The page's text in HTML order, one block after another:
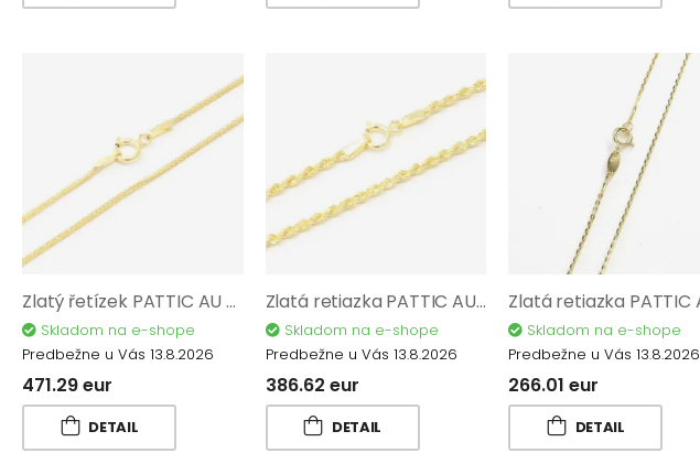
Zlatý řetízek PATTIC AU 585/1000 1,95 gr CA00402-42
Skladom na e-shope
Predbežne u Vás 13.8.2026
471.29 eur
DETAIL
Zlatá retiazka PATTIC AU 585/1000 1,60 gr CA00302-50
Skladom na e-shope
Predbežne u Vás 13.8.2026
386.62 eur
DETAIL
Skladom na e-shope
Predbežne u Vás 13.8.2026
266.01 eur
DETAIL